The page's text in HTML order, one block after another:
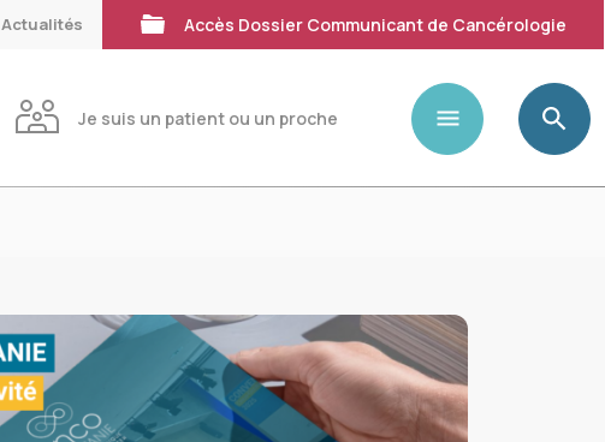
Actualités Accès Dossier Communicant de Cancérologie
Je suis un patient ou un proche